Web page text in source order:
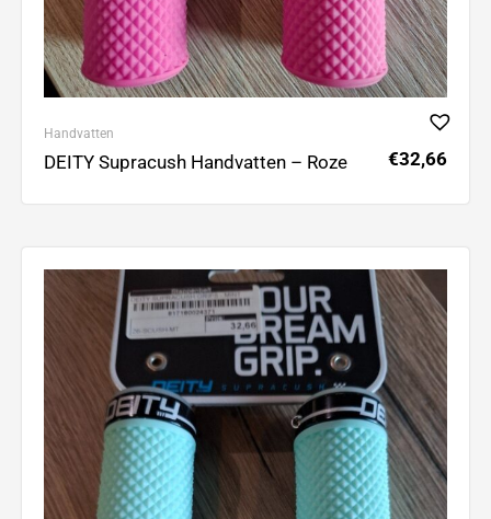
Handvatten
DEITY Supracush Handvatten – Roze €32,66